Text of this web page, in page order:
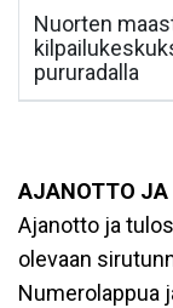
Nuorten
pururadalla
AJANOTTO JA
Ajanotto ja
olevaan
Numerolappua